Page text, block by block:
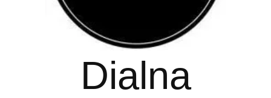
Dialna